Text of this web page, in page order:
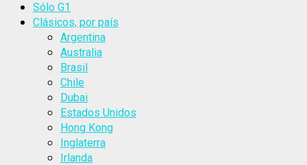
Sólo G1
Clásicos, por país
Argentina
Australia
Brasil
Chile
Dubai
Estados Unidos
Hong Kong
Inglaterra
Irlanda